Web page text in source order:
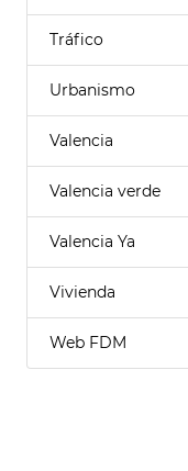
Tráfico
Urbanismo
Valencia
Valencia verde
Valencia Ya
Vivienda
Web FDM